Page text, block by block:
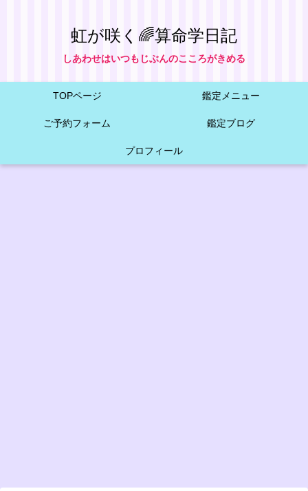
虹が咲く🌈算命学日記
しあわせはいつもじぶんのこころがきめる
TOPページ 鑑定メニュー
ご予約フォーム 鑑定ブログ
プロフィール